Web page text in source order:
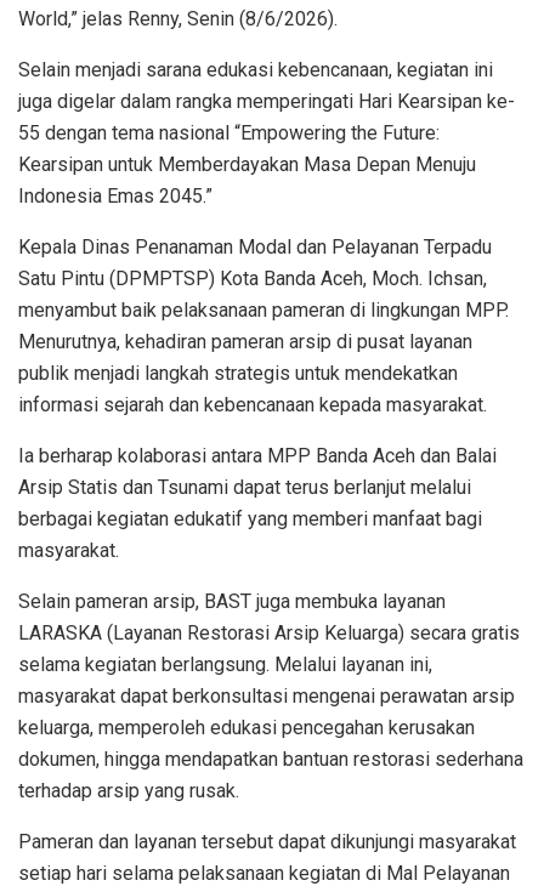
World,” jelas Renny, Senin (8/6/2026).
Selain menjadi sarana edukasi kebencanaan, kegiatan ini
juga digelar dalam rangka memperingati Hari Kearsipan ke-
55 dengan tema nasional “Empowering the Future:
Kearsipan untuk Memberdayakan Masa Depan Menuju
Indonesia Emas 2045.”
Kepala Dinas Penanaman Modal dan Pelayanan Terpadu
Satu Pintu (DPMPTSP) Kota Banda Aceh, Moch. Ichsan,
menyambut baik pelaksanaan pameran di lingkungan MPP.
Menurutnya, kehadiran pameran arsip di pusat layanan
publik menjadi langkah strategis untuk mendekatkan
informasi sejarah dan kebencanaan kepada masyarakat.
Ia berharap kolaborasi antara MPP Banda Aceh dan Balai
Arsip Statis dan Tsunami dapat terus berlanjut melalui
berbagai kegiatan edukatif yang memberi manfaat bagi
masyarakat.
Selain pameran arsip, BAST juga membuka layanan
LARASKA (Layanan Restorasi Arsip Keluarga) secara gratis
selama kegiatan berlangsung. Melalui layanan ini,
masyarakat dapat berkonsultasi mengenai perawatan arsip
keluarga, memperoleh edukasi pencegahan kerusakan
dokumen, hingga mendapatkan bantuan restorasi sederhana
terhadap arsip yang rusak.
Pameran dan layanan tersebut dapat dikunjungi masyarakat
setiap hari selama pelaksanaan kegiatan di Mal Pelayanan